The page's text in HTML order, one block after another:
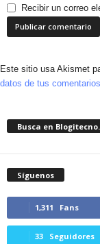
Recibir un correo
Este sitio usa Akismet
datos de tus
Busca en
Síguenos
1,311 Fans
33 Seguidores